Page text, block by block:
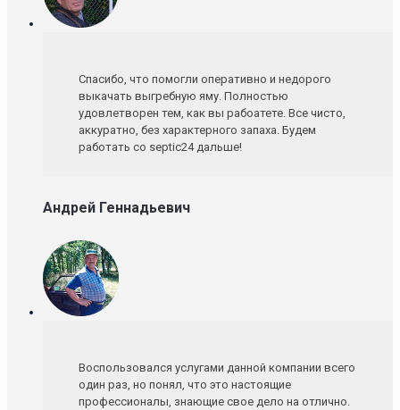
Спасибо, что помогли оперативно и недорого
выкачать выгребную яму. Полностью
удовлетворен тем, как вы рабоатете. Все чисто,
аккуратно, без характерного запаха. Будем
работать со septic24 дальше!
Андрей Геннадьевич
Воспользовался услугами данной компании всего
один раз, но понял, что это настоящие
профессионалы, знающие свое дело на отлично.